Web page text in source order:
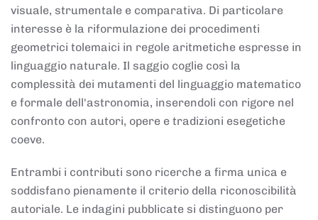
visuale, strumentale e comparativa. Di particolare
interesse è la riformulazione dei procedimenti
geometrici tolemaici in regole aritmetiche espresse in
linguaggio naturale. Il saggio coglie così la
complessità dei mutamenti del linguaggio matematico
e formale dell'astronomia, inserendoli con rigore nel
confronto con autori, opere e tradizioni esegetiche
coeve.
Entrambi i contributi sono ricerche a firma unica e
soddisfano pienamente il criterio della riconoscibilità
autoriale. Le indagini pubblicate si distinguono per